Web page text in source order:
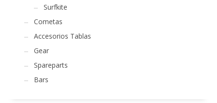
Surfkite
Cometas
Accesorios Tablas
Gear
Spareparts
Bars